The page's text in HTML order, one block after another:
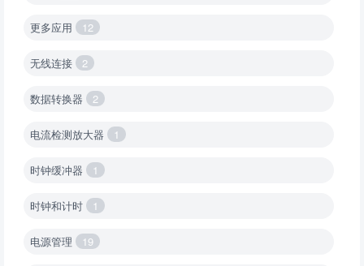
更多应用 12
无线连接 2
数据转换器 2
电流检测放大器 1
时钟缓冲器 1
时钟和计时 1
电源管理 19